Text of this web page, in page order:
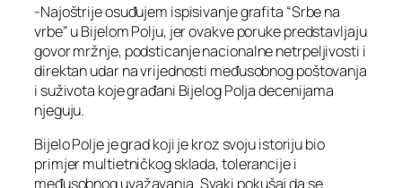
-Najoštrije osuđujem ispisivanje grafita “Srbe na
vrbe” u Bijelom Polju, jer ovakve poruke predstavljaju
govor mržnje, podsticanje nacionalne netrpeljivosti i
direktan udar na vrijednosti međusobnog poštovanja
i suživota koje građani Bijelog Polja decenijama
njeguju.
Bijelo Polje je grad koji je kroz svoju istoriju bio
primjer multietničkog sklada, tolerancije i
međusobnog uvažavanja. Svaki pokušaj da se